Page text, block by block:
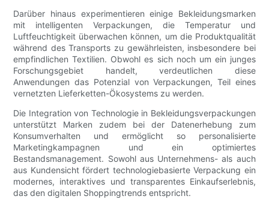
Darüber hinaus experimentieren einige Bekleidungsmarken
mit intelligenten Verpackungen, die Temperatur und
Luftfeuchtigkeit überwachen können, um die Produktqualität
während des Transports zu gewährleisten, insbesondere bei
empfindlichen Textilien. Obwohl es sich noch um ein junges
Forschungsgebiet handelt, verdeutlichen diese
Anwendungen das Potenzial von Verpackungen, Teil eines
vernetzten Lieferketten-Ökosystems zu werden.
Die Integration von Technologie in Bekleidungsverpackungen
unterstützt Marken zudem bei der Datenerhebung zum
Konsumverhalten und ermöglicht so personalisierte
Marketingkampagnen und ein optimiertes
Bestandsmanagement. Sowohl aus Unternehmens- als auch
aus Kundensicht fördert technologiebasierte Verpackung ein
modernes, interaktives und transparentes Einkaufserlebnis,
das den digitalen Shoppingtrends entspricht.